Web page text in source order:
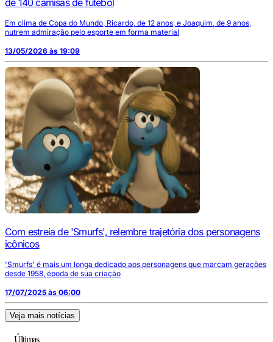
de 140 camisas de futebol
Em clima de Copa do Mundo, Ricardo, de 12 anos, e Joaquim, de 9 anos,
nutrem admiração pelo esporte em forma material
13/05/2026 às 19:09
Com estreia de 'Smurfs', relembre trajetória dos personagens
icônicos
'Smurfs' é mais um longa dedicado aos personagens que marcam gerações
desde 1958, époda de sua criação
17/07/2025 às 06:00
Veja mais notícias
Últimas